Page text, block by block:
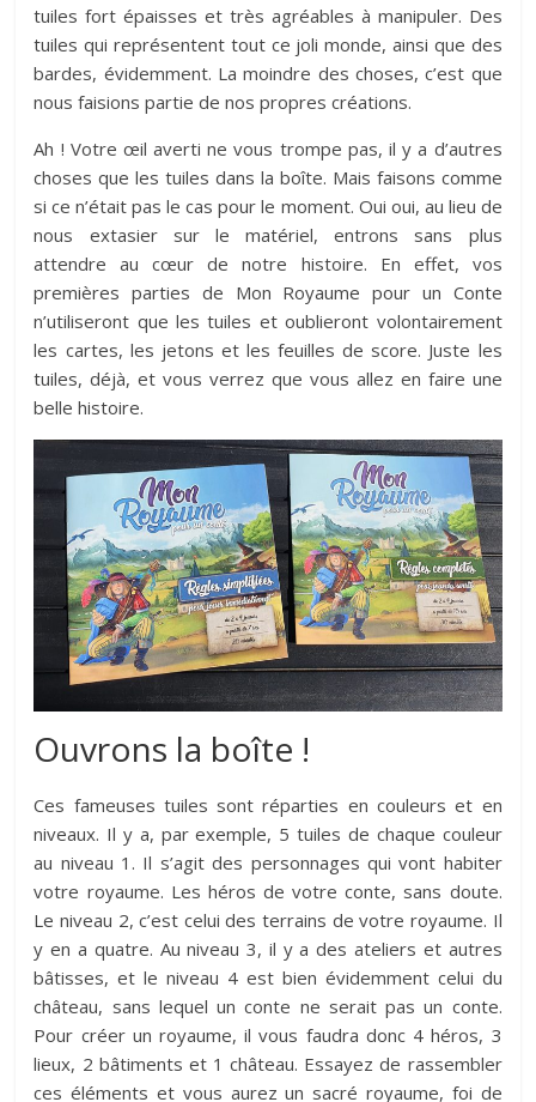
tuiles fort épaisses et très agréables à manipuler. Des
tuiles qui représentent tout ce joli monde, ainsi que des
bardes, évidemment. La moindre des choses, c’est que
nous faisions partie de nos propres créations.
Ah ! Votre œil averti ne vous trompe pas, il y a d’autres
choses que les tuiles dans la boîte. Mais faisons comme
si ce n’était pas le cas pour le moment. Oui oui, au lieu de
nous extasier sur le matériel, entrons sans plus
attendre au cœur de notre histoire. En effet, vos
premières parties de Mon Royaume pour un Conte
n’utiliseront que les tuiles et oublieront volontairement
les cartes, les jetons et les feuilles de score. Juste les
tuiles, déjà, et vous verrez que vous allez en faire une
belle histoire.
Ouvrons la boîte !
Ces fameuses tuiles sont réparties en couleurs et en
niveaux. Il y a, par exemple, 5 tuiles de chaque couleur
au niveau 1. Il s’agit des personnages qui vont habiter
votre royaume. Les héros de votre conte, sans doute.
Le niveau 2, c’est celui des terrains de votre royaume. Il
y en a quatre. Au niveau 3, il y a des ateliers et autres
bâtisses, et le niveau 4 est bien évidemment celui du
château, sans lequel un conte ne serait pas un conte.
Pour créer un royaume, il vous faudra donc 4 héros, 3
lieux, 2 bâtiments et 1 château. Essayez de rassembler
ces éléments et vous aurez un sacré royaume, foi de